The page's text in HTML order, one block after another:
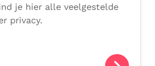
je hier alle veelgestelde
privacy.